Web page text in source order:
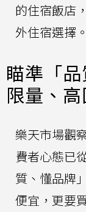
的住宿飯店
外住宿選擇。
瞄準「
限量、
樂天市場觀
費者心態已
質、懂品牌
便宜，更要